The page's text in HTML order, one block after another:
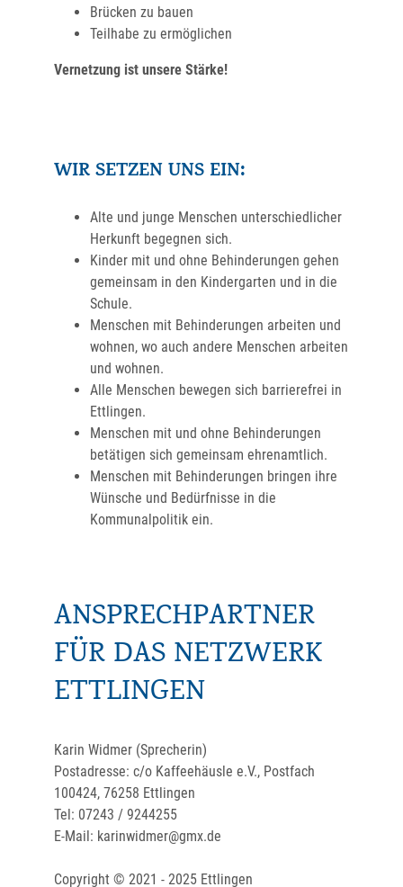
Brücken zu bauen
Teilhabe zu ermöglichen
Vernetzung ist unsere Stärke!
WIR SETZEN UNS EIN:
Alte und junge Menschen unterschiedlicher
Herkunft begegnen sich.
Kinder mit und ohne Behinderungen gehen
gemeinsam in den Kindergarten und in die
Schule.
Menschen mit Behinderungen arbeiten und
wohnen, wo auch andere Menschen arbeiten
und wohnen.
Alle Menschen bewegen sich barrierefrei in
Ettlingen.
Menschen mit und ohne Behinderungen
betätigen sich gemeinsam ehrenamtlich.
Menschen mit Behinderungen bringen ihre
Wünsche und Bedürfnisse in die
Kommunalpolitik ein.
ANSPRECHPARTNER
FÜR DAS NETZWERK
ETTLINGEN
Karin Widmer (Sprecherin)
Postadresse: c/o Kaffeehäusle e.V., Postfach
100424, 76258 Ettlingen
Tel: 07243 / 9244255
E-Mail: karinwidmer@gmx.de
Copyright © 2021 - 2025 Ettlingen